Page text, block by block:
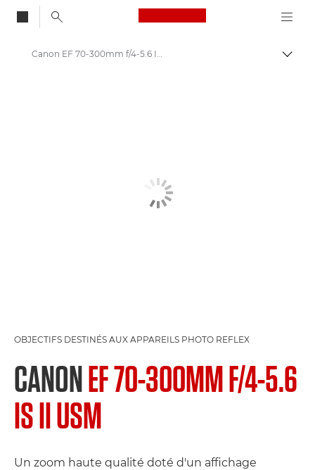
Canon Logo, back
Canon EF 70-300mm f/4-5.6 IS II USM - Objectifs - Objectifs photo
OBJECTIFS DESTINÉS AUX APPAREILS PHOTO REFLEX
CANONEF 70-300MM F/4-5.6
IS II USM
Un zoom haute qualité doté d'un affichage